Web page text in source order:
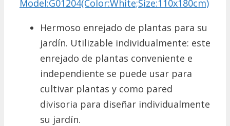
Model:G01204(Color:White;Size:110x180cm)
Hermoso enrejado de plantas para su
jardín. Utilizable individualmente: este
enrejado de plantas conveniente e
independiente se puede usar para
cultivar plantas y como pared
divisoria para diseñar individualmente
su jardín.